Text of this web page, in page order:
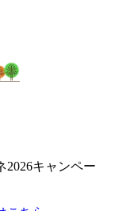
2026キャンペー